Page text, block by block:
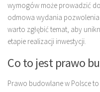
wymogów może prowadzić
odmowa wydania
warto zgłębić temat, aby
etapie realizacji inwestycji.
Co to jest prawo
Prawo budowlane w Polsce